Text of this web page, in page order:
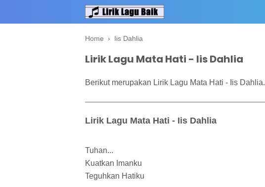
Home › Iis Dahlia
Lirik Lagu Mata Hati - Iis Dahlia
Berikut merupakan Lirik Lagu Mata Hati - Iis Dahlia.
Lirik Lagu Mata Hati - Iis Dahlia
Tuhan...
Kuatkan Imanku
Teguhkan Hatiku